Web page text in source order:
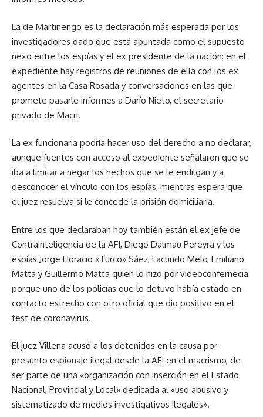
La de Martinengo es la declaración más esperada por los
investigadores dado que está apuntada como el supuesto
nexo entre los espías y el ex presidente de la nación: en el
expediente hay registros de reuniones de ella con los ex
agentes en la Casa Rosada y conversaciones en las que
promete pasarle informes a Darío Nieto, el secretario
privado de Macri.
La ex funcionaria podría hacer uso del derecho a no declarar,
aunque fuentes con acceso al expediente señalaron que se
iba a limitar a negar los hechos que se le endilgan y a
desconocer el vínculo con los espías, mientras espera que
el juez resuelva si le concede la prisión domiciliaria.
Entre los que declaraban hoy también están el ex jefe de
Contrainteligencia de la AFI, Diego Dalmau Pereyra y los
espías Jorge Horacio «Turco» Sáez, Facundo Melo, Emiliano
Matta y Guillermo Matta quien lo hizo por videoconfernecia
porque uno de los policías que lo detuvo había estado en
contacto estrecho con otro oficial que dio positivo en el
test de coronavirus.
El juez Villena acusó a los detenidos en la causa por
presunto espionaje ilegal desde la AFI en el macrismo, de
ser parte de una «organización con inserción en el Estado
Nacional, Provincial y Local» dedicada al «uso abusivo y
sistematizado de medios investigativos ilegales».